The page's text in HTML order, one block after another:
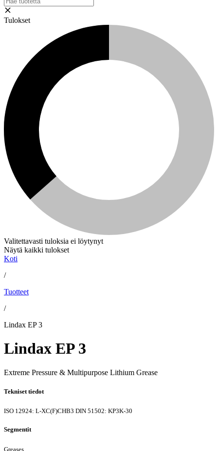
Tulokset
Valitettavasti tuloksia ei löytynyt
Näytä kaikki tulokset
Koti
/
Tuotteet
/
Lindax EP 3
Lindax EP 3
Extreme Pressure & Multipurpose Lithium Grease
Tekniset tiedot
ISO 12924: L-XC(F)CHB3 DIN 51502: KP3K-30
Segmentit
Greases